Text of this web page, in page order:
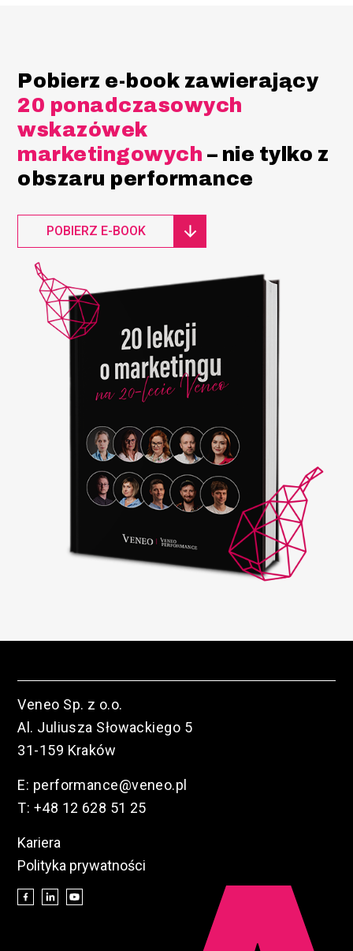
Pobierz e-book zawierający
20 ponadczasowych
wskazówek
marketingowych – nie tylko z
obszaru performance
POBIERZ E-BOOK
Veneo Sp. z o.o.
Al. Juliusza Słowackiego 5
31-159 Kraków
E: performance@veneo.pl
T: +48 12 628 51 25
Kariera
Polityka prywatności